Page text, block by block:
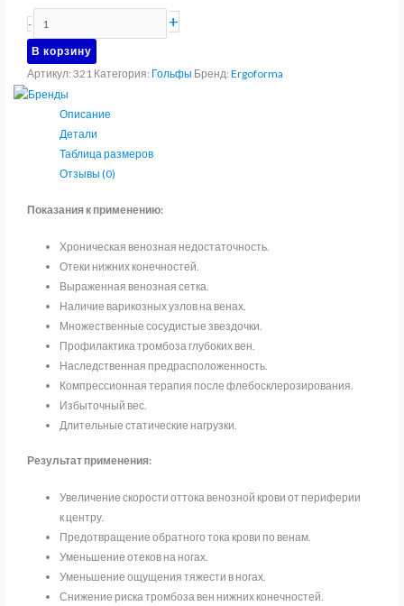
-
товара
Гольфы
женские
компрессионные
класса
компрессии
Ergoforma
+
В корзину
Артикул:321 Категория: Гольфы Бренд:Ergoforma
Описание
Детали
Таблица размеров
Отзывы (0)
Показания к применению:
Хроническая венозная недостаточность.
Отеки нижних конечностей.
Выраженная венозная сетка.
Наличие варикозных узлов на венах.
Множественные сосудистые звездочки.
Профилактика тромбоза глубоких вен.
Наследственная предрасположенность.
Компрессионная терапия после флебосклерозирования.
Избыточный вес.
Длительные статические нагрузки.
Результат применения:
Увеличение скорости оттока венозной крови от периферии
к центру.
Предотвращение обратного тока крови по венам.
Уменьшение отеков на ногах.
Уменьшение ощущения тяжести в ногах.
Снижение риска тромбоза вен нижних конечностей.